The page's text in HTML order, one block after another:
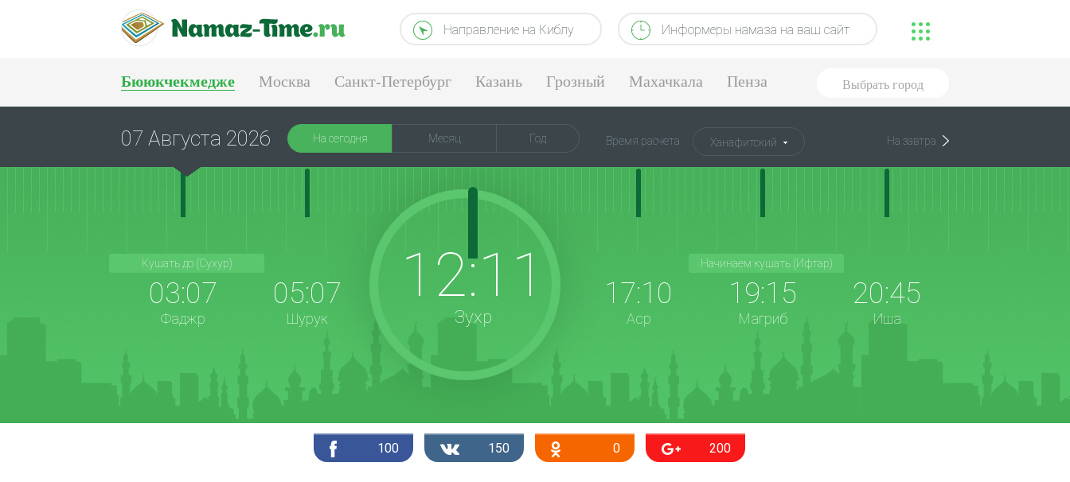
Информеры намаза на ваш сайт
Направление на Киблу
Бююкчекмедже Москва Санкт-Петербург Казань Грозный Махачкала Пенза Выбрать город
07 Августа 2026 На сегодня Месяц Год Время расчета Ханафитский На завтра
Кушать до (Сухур)
03:07
Фаджр
05:07
Шурук
12:11
Зухр
17:10
Аср
Начинаем кушать (Ифтар)
19:15
Магриб
20:45
Иша
100 150 0 200